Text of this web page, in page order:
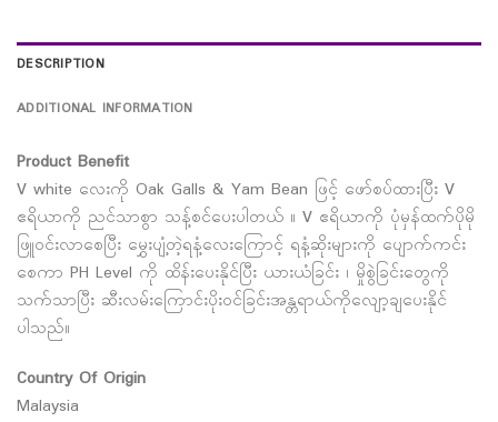
DESCRIPTION
ADDITIONAL INFORMATION
Product Benefit
V white လေးကို Oak Galls & Yam Bean ဖြင့် ဖော်စပ်ထားပြီး V
ဧရိယာကို ညင်သာစွာ သန့်စင်ပေးပါတယ် ။ V ဧရိယာကို ပုံမှန်ထက်ပိုမို
ဖြူဝင်းလာစေပြီး မွှေးပျံ့တဲ့ရနံ့လေးကြောင့် ရနံ့ဆိုးများကို ပျောက်ကင်း
စေကာ PH Level ကို ထိန်းပေးနိုင်ပြီး ယားယံခြင်း ၊ မှိုစွဲခြင်းတွေကို
သက်သာပြီး ဆီးလမ်းကြောင်းပိုးဝင်ခြင်းအန္တရာယ်ကိုလျော့ချပေးနိုင်
ပါသည်။
Country Of Origin
Malaysia